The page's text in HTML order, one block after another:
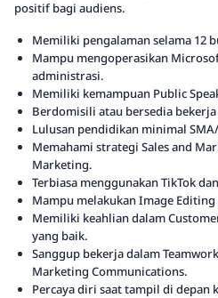
positif bagi audiens.
Memiliki pengalaman selama 12
Mampu mengoperasikan
administrasi.
Memiliki kemampuan Public
Berdomisili atau bersedia bekerja
Lulusan pendidikan minimal
Memahami strategi Sales and
Marketing.
Terbiasa menggunakan TikTok
Mampu melakukan Image Editing
Memiliki keahlian dalam
yang baik.
Sanggup bekerja dalam
Marketing Communications.
Percaya diri saat tampil di depan